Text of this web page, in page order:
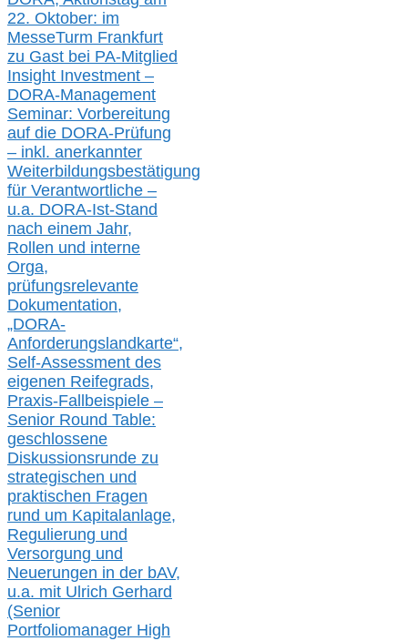
22. Oktober: im
MesseTurm Frankfurt
zu Gast bei PA-Mitglied
Insight Investment –
DORA-Management
Seminar: Vorbereitung
auf die DORA-Prüfung
– inkl. anerkannter
Weiterbildungsbestätigung
für Verantwortliche –
u.a. DORA-Ist-Stand
nach einem Jahr,
Rollen und interne
Orga,
prüfungsrelevante
Dokumentation,
„DORA-
Anforderungslandkarte“,
Self-Assessment des
eigenen Reifegrads,
Praxis-Fallbeispiele –
Senior Round Table:
geschlossene
Diskussionsrunde zu
strategischen und
praktischen Fragen
rund um Kapitalanlage,
Regulierung und
Versorgung und
Neuerungen in der bAV,
u.a. mit Ulrich Gerhard
(Senior
Portfoliomanager High